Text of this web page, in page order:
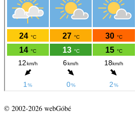
© 2002-2026 webGóbé